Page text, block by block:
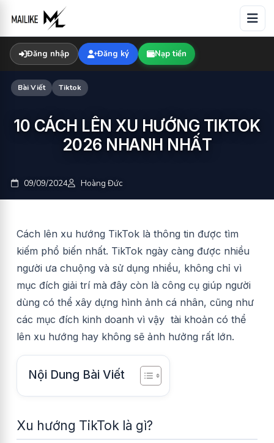
content
Đăng nhập Đăng ký Nạp tiền
Bài Viết Tiktok
10 CÁCH LÊN XU HƯỚNG TIKTOK
2026 NHANH NHẤT
09/09/2024 Hoàng Đức
Cách lên xu hướng TikTok là thông tin được tìm
kiếm phổ biến nhất. TikTok ngày càng được nhiều
người ưa chuộng và sử dụng nhiều, không chỉ vì
mục đích giải trí mà đây còn là công cụ giúp người
dùng có thể xây dựng hình ảnh cá nhân, cũng như
các mục đích kinh doanh vì vậy tài khoản có thể
lên xu hướng hay không sẽ ảnh hưởng rất lớn.
Nội Dung Bài Viết
Xu hướng TikTok là gì?